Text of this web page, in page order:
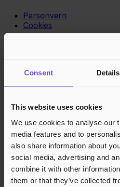
Consent Details
This website uses cookies
We use cookies to analyse our
media features and to
also share information about
social media, advertising and
combine it with other
them or that they’ve collected
Personvern
Cookies
Godkjente betalingsmetoder